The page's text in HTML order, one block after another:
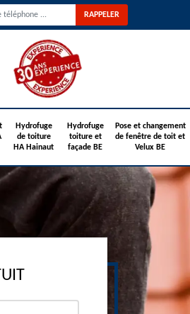
Hydrofuge
de toiture
HA Hainaut
Hydrofuge
toiture et
façade BE
Pose et changement
de fenêtre de toit et
Velux BE